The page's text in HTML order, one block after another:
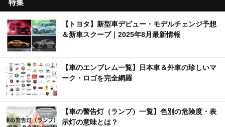
特集
【トヨタ】新型車デビュー・モデルチェンジ予想
＆新車スクープ｜2025年8月最新情報
【車のエンブレム一覧】日本車＆外車の珍しいマ
ーク・ロゴを完全網羅
【車の警告灯（ランプ）一覧】色別の危険度・表
示灯の意味とは？